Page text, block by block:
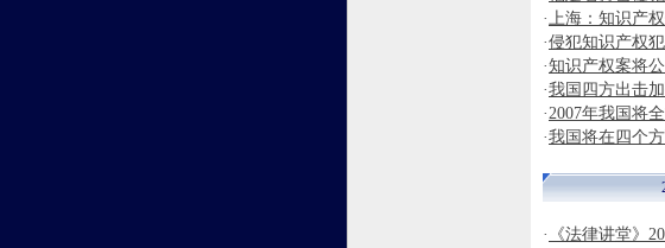
·上海：知识产
·侵犯知识产权
·知识产权案将
·我国四方出击
·2007年我国将
·我国将在四个
· 《法律讲堂》